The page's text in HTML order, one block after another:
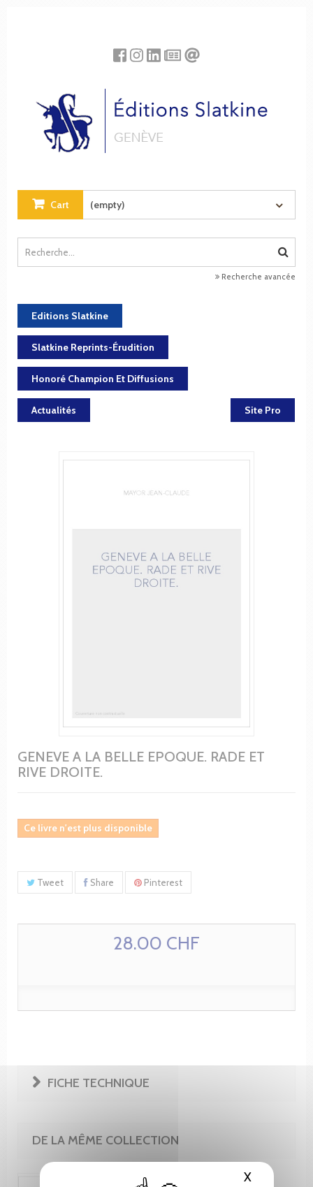
XHide
Cart (empty)
Recherche avancée
Editions Slatkine
Slatkine Reprints-Érudition
Honoré Champion Et Diffusions
Actualités Site Pro
GENEVE A LA BELLE EPOQUE. RADE ET
RIVE DROITE.
Ce livre n'est plus disponible
Tweet Share Pinterest
28.00 CHF
FICHE TECHNIQUE
DE LA MÊME COLLECTION